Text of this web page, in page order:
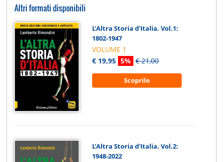
Altri formati disponibili
L'Altra Storia d'Italia. Vol.1:
1802-1947
VOLUME 1
€ 19,95 5% € 21,00
Scoprilo
L'Altra Storia d'Italia. Vol.2:
1948-2022